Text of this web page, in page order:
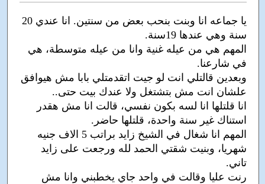
يا جماعه انا وبنت بنحب بعض من سنتين. انا عندي 20
سنة وهي عندها 19سنة.
المهم هي من عيله غنية وانا من عيله متوسطة، هي
في شارعنا.
وبعدين قالتلي انت لو جيت اتقدمتلي بابا مش هيوافق
علشان انت مش بتشتغل ولا عندك بيت حتى..
انا قلتلها انا لسه بكون نفسي، قالت انا مش هقدر
استناك غير سنة واحدة، قلتلها حاضر.
المهم انا شغال في الشيخ زايد براتب 5 الاف جنيه
شهريا، وبنيت شقتي الحمد لله ورجعت على زايد
تاني.
رنت عليا وقالت في واحد جاي يخطبني وانا مش